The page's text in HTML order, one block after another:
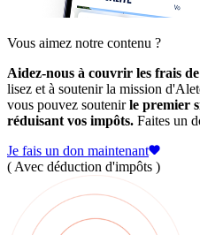
Vous aimez notre contenu ?
Aidez-nous à couvrir les frais
lisez et à soutenir la mission
vous pouvez soutenirle premier
réduisant vos impôts. Faites un
Je fais un don maintenant
( Avec déduction d'impôts )